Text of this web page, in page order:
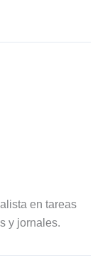
en tareas
y jornales.